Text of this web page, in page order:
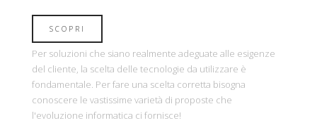
SCOPRI
Per soluzioni che siano realmente adeguate alle esigenze
del cliente, la scelta delle tecnologie da utilizzare è
fondamentale. Per fare una scelta corretta bisogna
conoscere le vastissime varietà di proposte che
l'evoluzione informatica ci fornisce!